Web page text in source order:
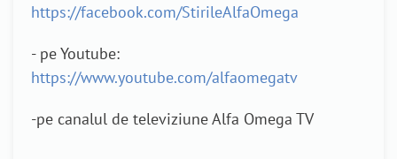
https://facebook.com/StirileAlfaOmega
- pe Youtube:
https://www.youtube.com/alfaomegatv
-pe canalul de televiziune Alfa Omega TV